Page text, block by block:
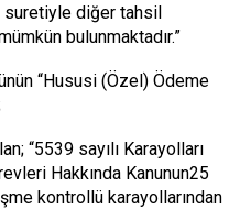
suretiyle diğer tahsil
bulunmaktadır.”
“Hususi (Özel) Ödeme
“5539 sayılı Karayolları
Hakkında Kanunun25
kontrollü karayollarından